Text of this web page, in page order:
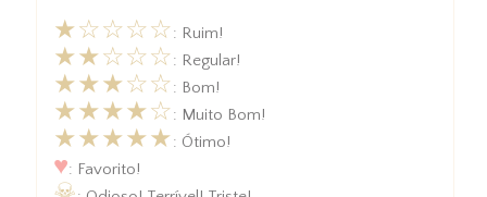
★☆☆☆☆: Ruim!
★★☆☆☆: Regular!
★★★☆☆: Bom!
★★★★☆: Muito Bom!
★★★★★: Ótimo!
♥: Favorito!